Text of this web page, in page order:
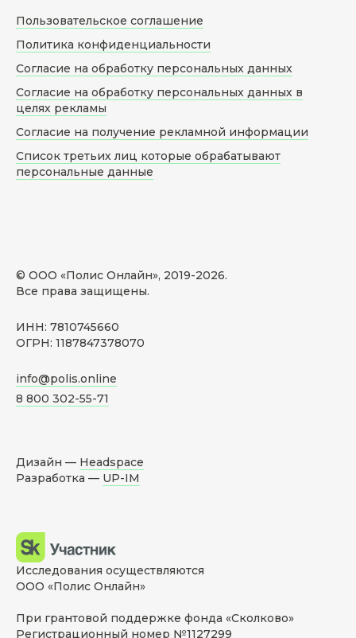
© ООО «Полис Онлайн», 2019-2026.
Все права защищены.
ИНН: 7810745660
ОГРН: 1187847378070
info@polis.online
8 800 302-55-71
Пользовательское соглашение
Политика конфиденциальности
Согласие на обработку персональных данных
Согласие на обработку персональных данных в
целях рекламы
Согласие на получение рекламной информации
Список третьих лиц которые обрабатывают
персональные данные
Дизайн — Headspace
Разработка — UP-IM
Исследования осуществляются
ООО «Полис Онлайн»
При грантовой поддержке фонда «Сколково»
Регистрационный номер №1127299